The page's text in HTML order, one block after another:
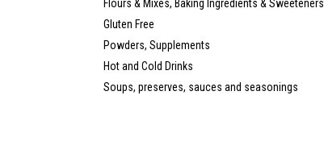
Flours & Mixes, Baking Ingredients & Sweeteners
Gluten Free
Powders, Supplements
Hot and Cold Drinks
Soups, preserves, sauces and seasonings